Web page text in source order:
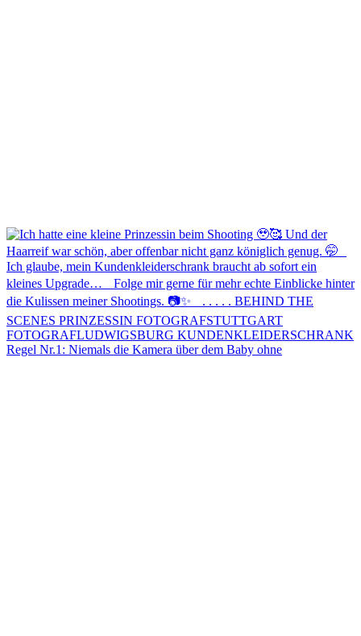
Regel Nr.1: Niemals die Kamera über dem Baby ohne